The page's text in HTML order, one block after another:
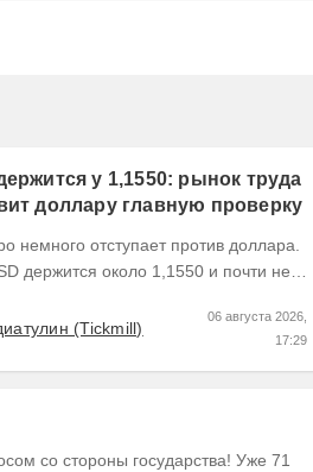
у 1,1550: рынок труда
доллару главную проверку
немного отступает против доллара.
держится около 1,1550 и почти не
(Tickmill)
06 августа 2026,
17:29
со стороны государства! Уже 71